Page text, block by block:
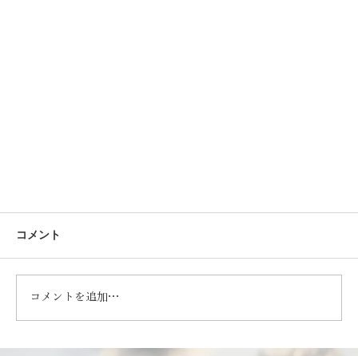
コメント
コメントを追加…